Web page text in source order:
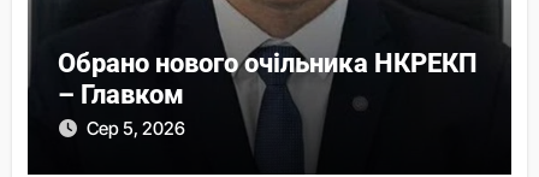
Обрано нового очільника НКРЕКП
– Главком
Сер 5, 2026